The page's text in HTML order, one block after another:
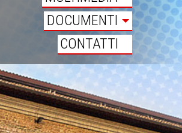
DOCUMENTI
CONTATTI